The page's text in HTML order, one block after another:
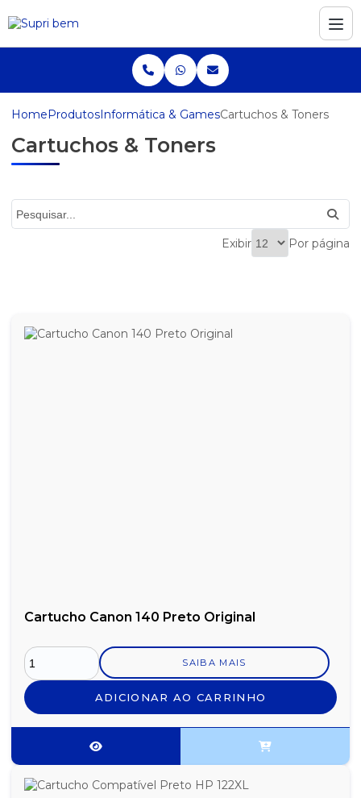
HomeProdutosInformática & GamesCartuchos & Toners
Cartuchos & Toners
Exibir Por página
Cartucho Canon 140 Preto Original
SAIBA MAIS
ADICIONAR AO CARRINHO